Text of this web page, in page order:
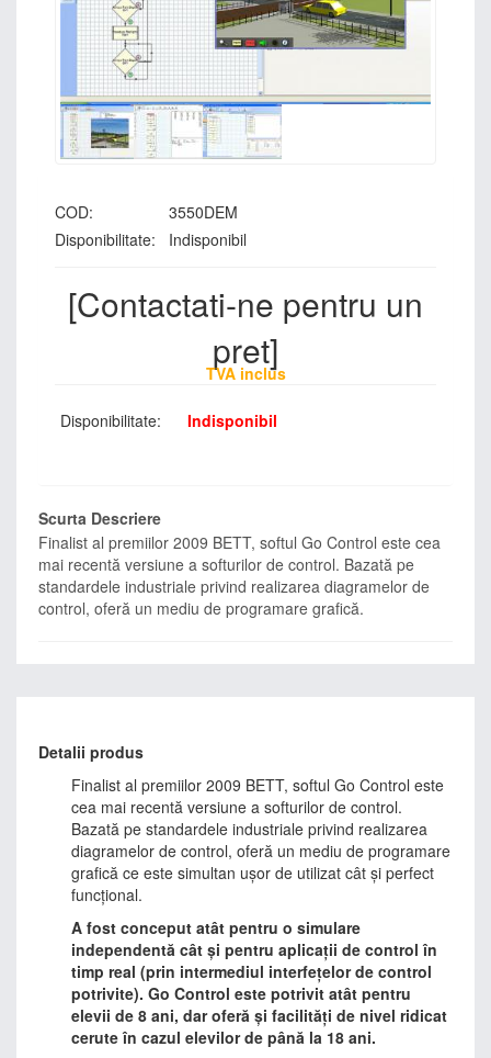
COD:
3550DEM
Disponibilitate:
Indisponibil
[Contactati-ne pentru un
pret]
TVA inclus
Disponibilitate: Indisponibil
Scurta Descriere
Finalist al premiilor 2009 BETT, softul Go Control este cea
mai recentă versiune a softurilor de control. Bazată pe
standardele industriale privind realizarea diagramelor de
control, oferă un mediu de programare grafică.
Detalii produs
Finalist al premiilor 2009 BETT, softul Go Control este
cea mai recentă versiune a softurilor de control.
Bazată pe standardele industriale privind realizarea
diagramelor de control, oferă un mediu de programare
grafică ce este simultan ușor de utilizat cât și perfect
funcțional.
A fost conceput atât pentru o simulare
independentă cât și pentru aplicaţii de control în
timp real (prin intermediul interfețelor de control
potrivite). Go Control este potrivit atât pentru
elevii de 8 ani, dar oferă și facilități de nivel ridicat
cerute în cazul elevilor de până la 18 ani.